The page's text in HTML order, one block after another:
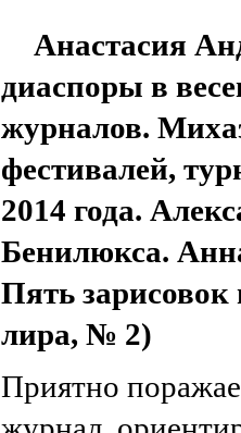
Анастасия
диаспоры в
журналов.
фестивалей,
2014 года.
Бенилюкса.
Пять зарисовок
лира, № 2)
Приятно